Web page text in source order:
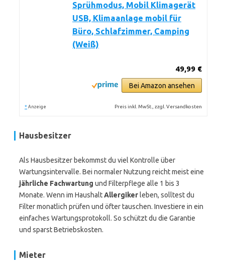
Sprühmodus, Mobil Klimagerät
USB, Klimaanlage mobil für
Büro, Schlafzimmer, Camping
(Weiß)
49,99 €
Bei Amazon ansehen
* Anzeige Preis inkl. MwSt., zzgl. Versandkosten
Hausbesitzer
Als Hausbesitzer bekommst du viel Kontrolle über
Wartungsintervalle. Bei normaler Nutzung reicht meist eine
jährliche Fachwartung und Filterpflege alle 1 bis 3
Monate. Wenn im HaushaltAllergiker leben, solltest du
Filter monatlich prüfen und öfter tauschen. Investiere in ein
einfaches Wartungsprotokoll. So schützt du die Garantie
und sparst Betriebskosten.
Mieter